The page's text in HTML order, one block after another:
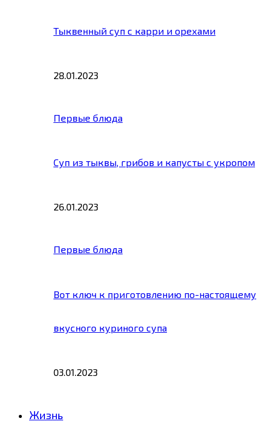
Тыквенный суп с карри и орехами
28.01.2023
Первые блюда
Суп из тыквы, грибов и капусты с укропом
26.01.2023
Первые блюда
Вот ключ к приготовлению по-настоящему
вкусного куриного супа
03.01.2023
Жизнь